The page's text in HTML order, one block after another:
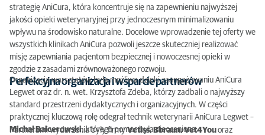
strategię AniCura, która koncentruje się na zapewnieniu najwyższej
jakości opieki weterynaryjnej przy jednoczesnym minimalizowaniu
wpływu na środowisko naturalne. Docelowe wprowadzenie tej oferty we
wszystkich klinikach AniCura pozwoli jeszcze skuteczniej realizować
misję zapewniania pacjentom bezpiecznej i nowoczesnej opieki w
zgodzie z zasadami zrównoważonego rozwoju.
Perfekcyjna organizacja i wsparcie partnerów
Organizacja warsztatów była możliwa dzięki zaangażowaniu AniCura
Legwet oraz dr. n. wet. Krzysztofa Zdeba, którzy zadbali o najwyższy
standard przestrzeni dydaktycznych i organizacyjnych. W części
praktycznej kluczową rolę odegrał technik weterynarii AniCura Legwet –
Michał Balcerowski, którego pomoc była nieoceniona.
Partnerami wydarzenia były firmyVetiss, Bbraun, Vet4Youoraz